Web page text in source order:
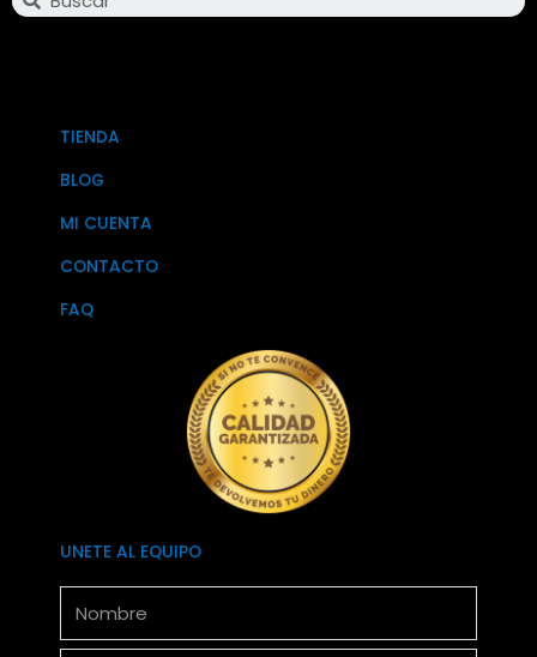
TIENDA
BLOG
MI CUENTA
CONTACTO
FAQ
UNETE AL EQUIPO